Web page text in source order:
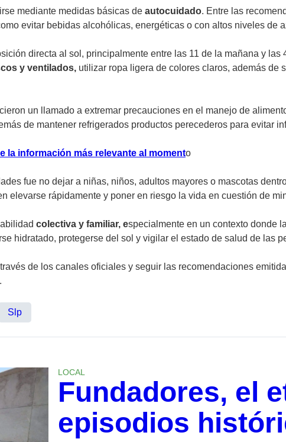
mediante medidas básicas de autocuidado. Entre las
evitar bebidas alcohólicas, energéticas o con altos niveles de
directa al sol, principalmente entre las 11 de la mañana y
y ventilados, utilizar ropa ligera de colores claros, además de
un llamado a extremar precauciones en el manejo de
de mantener refrigerados productos perecederos para evitar
la información más relevante al momento
fue no dejar a niñas, niños, adultos mayores o mascotas
elevarse rápidamente y poner en riesgo la vida en cuestión de
colectiva y familiar, especialmente en un contexto donde
hidratado, protegerse del sol y vigilar el estado de salud de las
de los canales oficiales y seguir las recomendaciones
Slp
LOCAL
Fundadores, el
episodios